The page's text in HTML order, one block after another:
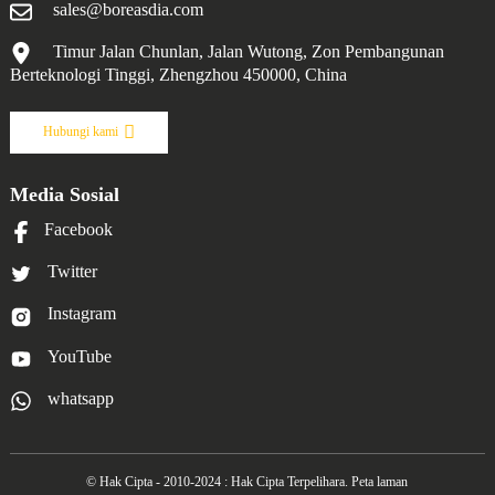
ketahanan terhadap lelasan dan cip.
Aplikasi: Sesuai untuk memotong aloi aluminium
di mana kemasan permukaan yang tinggi
tinggi.
10μm
Ciri-ciri:
keliatan dan rintangan haus yang baik diperlukan.
sales@boreasdia.com
Timur Jalan Chunlan, Jalan Wutong, Zon Pembangunan
Berteknologi Tinggi, Zhengzhou 450000, China
Hubungi kami
Media Sosial
Facebook
Twitter
Instagram
YouTube
whatsapp
© Hak Cipta - 2010-2024 : Hak Cipta Terpelihara.Peta laman